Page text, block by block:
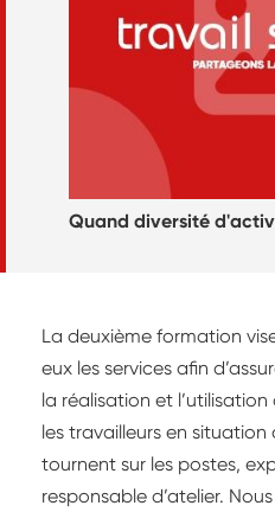
Quand diversité
La deuxième formation
eux les services afin
la réalisation et
les travailleurs en situation
tournent sur les postes,
responsable d’atelier.